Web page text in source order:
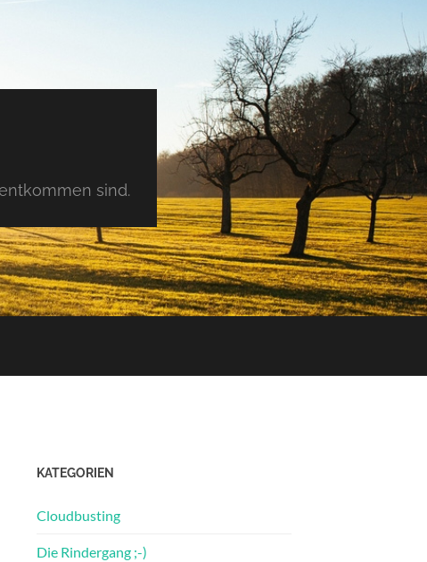
sind.
KATEGORIEN
Cloudbusting
Die Rindergang ;-)